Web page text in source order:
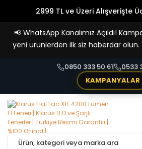
2999 TL ve Üzeri Alışverişte
Vade Farksız 4 Taksit
📢 WhatsApp Kanalımız Açıldı!
yeni ürünlerden ilk siz haberdar olun.
0850 333 50 61
0533
KAMPANYALAR